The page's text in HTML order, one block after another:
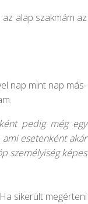
alap szakmám az
nap mint nap más-
pedig még egy
esetenként akár
személyiség képes
sikerült megérteni